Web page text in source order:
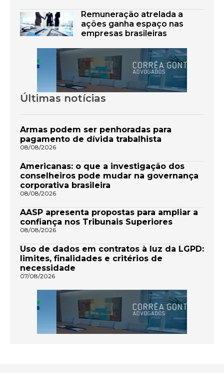
Remuneração atrelada a
ações ganha espaço nas
empresas brasileiras
Últimas notícias
Armas podem ser penhoradas para
pagamento de dívida trabalhista
08/08/2026
Americanas: o que a investigação dos
conselheiros pode mudar na governança
corporativa brasileira
08/08/2026
AASP apresenta propostas para ampliar a
confiança nos Tribunais Superiores
08/08/2026
Uso de dados em contratos à luz da LGPD:
limites, finalidades e critérios de
necessidade
07/08/2026